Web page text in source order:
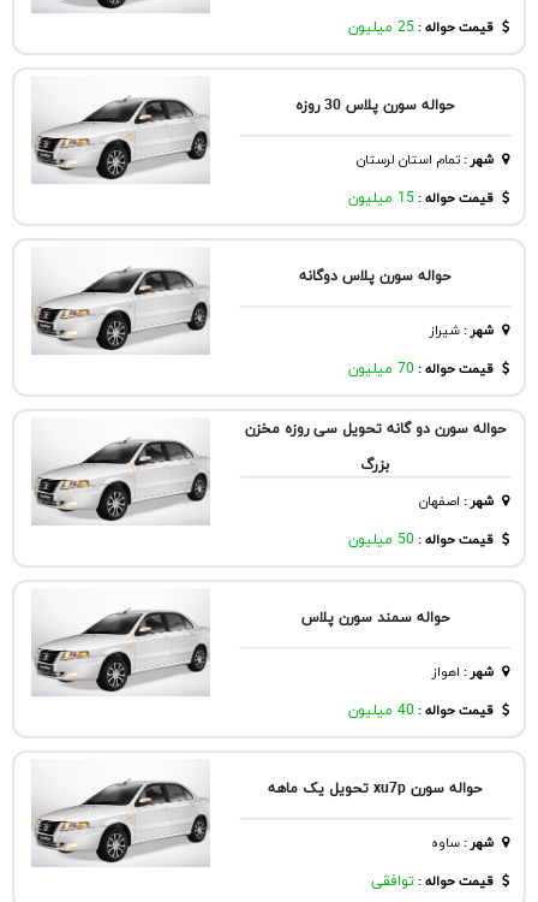
قیمت حواله :25 میلیون
حواله سورن پلاس 30 روزه
شهر:تمام استان لرستان
قیمت حواله :15 میلیون
حواله سورن پلاس دوگانه
شهر:شيراز
قیمت حواله : 70 میلیون
حواله سورن دو گانه تحویل سی روزه مخزن
بزرگ
شهر: اصفهان
قیمت حواله : 50 میلیون
حواله سمند سورن پلاس
شهر: اهواز
قیمت حواله : 40 میلیون
حواله سورن xu7p تحویل یک ماهه
شهر:ساوه
قیمت حواله : توافقی